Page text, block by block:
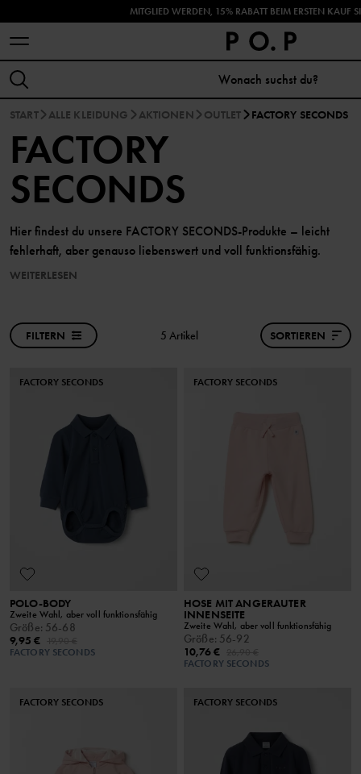
ENTDECKE DIE HERBSTNEUHEITEN!
START ALLE KLEIDUNG AKTIONEN OUTLET FACTORY SECONDS
FACTORY
SECONDS
Hier findest du unsere FACTORY SECONDS-Produkte – leicht
fehlerhaft, aber genauso liebenswert und voll funktionsfähig.
WEITERLESEN
FILTERN 5 Artikel SORTIEREN
FACTORY SECONDS
POLO-BODY
Zweite Wahl, aber voll funktionsfähig
Größe: 56-68
9,95 €
FACTORY SECONDS
FACTORY SECONDS
HOSE MIT ANGERAUTER
INNENSEITE
Zweite Wahl, aber voll funktionsfähig
Größe: 56-92
10,76 €
FACTORY SECONDS
FACTORY SECONDS FACTORY SECONDS